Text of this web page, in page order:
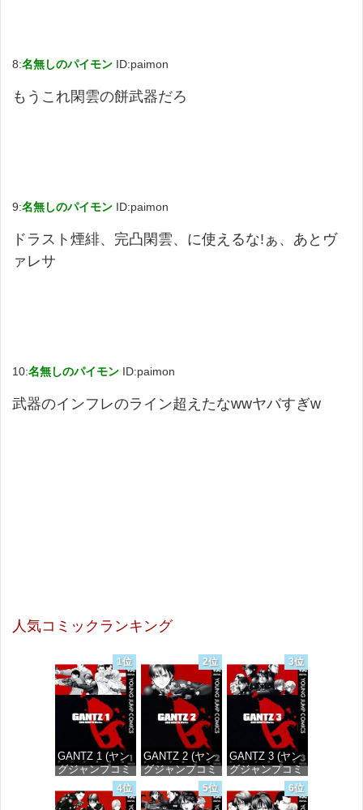
8:名無しのパイモン ID:paimon
もうこれ閑雲の餅武器だろ
9:名無しのパイモン ID:paimon
ドラスト煙緋、完凸閑雲、に使えるな!ぁ、あとヴ
ァレサ
10:名無しのパイモン ID:paimon
武器のインフレのライン超えたなwwヤバすぎw
人気コミックランキング
1位
GANTZ 1 (ヤン
グジャンプコミ
ックスDIGITAL)
2位
GANTZ 2 (ヤン
グジャンプコミ
ックスDIGITAL)
3位
GANTZ 3 (ヤン
グジャンプコミ
ックスDIGITAL)
4位 5位 6位